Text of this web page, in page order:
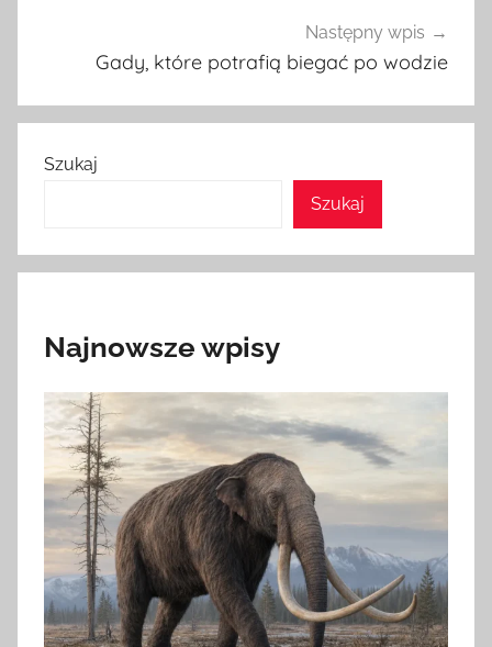
Następny wpis
Gady, które potrafią biegać po wodzie
Szukaj
Szukaj
Najnowsze wpisy